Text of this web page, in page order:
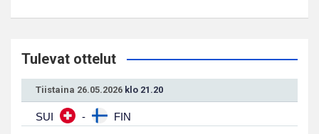
Tulevat ottelut
Tiistaina 26.05.2026 klo 21.20
SUI - FIN